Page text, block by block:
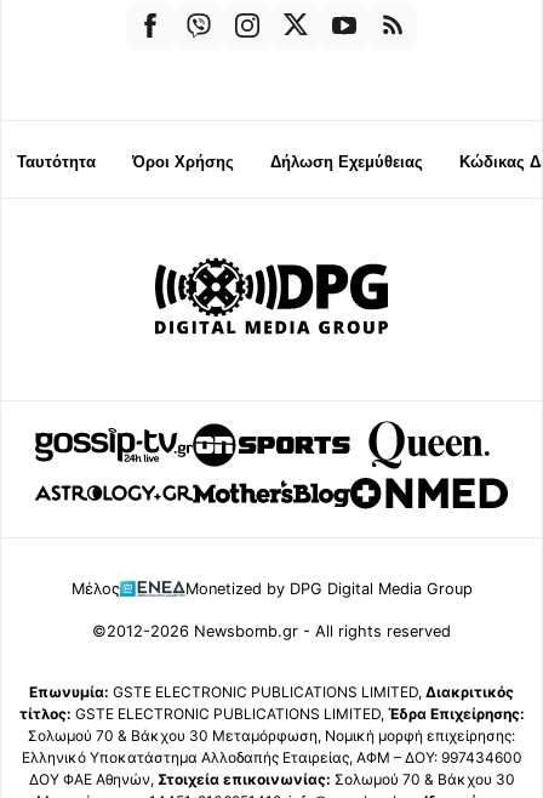
Ταυτότητα Όροι Χρήσης Δήλωση Εχεμύθειας Κώδικας
Μέλος Monetized by DPG Digital Media Group
©2012-2026 Newsbomb.gr - All rights reserved
Επωνυμία: GSTE ELECTRONIC PUBLICATIONS LIMITED, Διακριτικός
τίτλος: GSTE ELECTRONIC PUBLICATIONS LIMITED, Έδρα Επιχείρησης:
Σολωμού 70 & Βάκχου 30 Μεταμόρφωση, Νομική μορφή επιχείρησης:
Ελληνικό Υποκατάστημα Αλλοδαπής Εταιρείας, ΑΦΜ – ΔΟΥ: 997434600
ΔΟΥ ΦΑΕ Αθηνών, Στοιχεία επικοινωνίας: Σολωμού 70 & Βάκχου 30